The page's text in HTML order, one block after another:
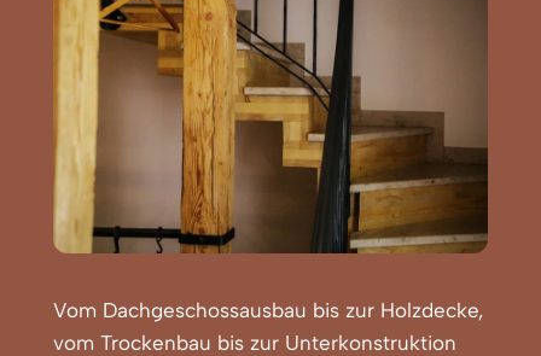
Vom Dachgeschossausbau bis zur Holzdecke,
vom Trockenbau bis zur Unterkonstruktion